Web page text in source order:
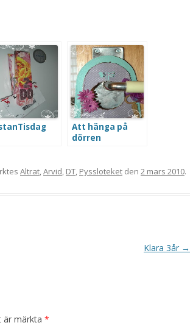
Att hänga på
dörren
Altrat,Arvid, DT, Pyssloteket den 2 mars 2010.
Klara 3år →
är märkta *